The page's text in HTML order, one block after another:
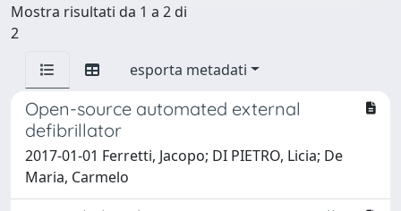
Mostra risultati da 1 a 2 di
2
esporta metadati
Open-source automated external
defibrillator
2017-01-01 Ferretti, Jacopo; DI PIETRO, Licia; De
Maria, Carmelo